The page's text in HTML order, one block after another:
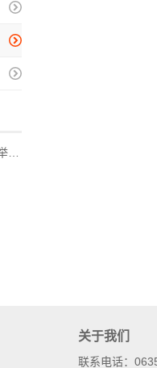
逐梦青春，科创未来|化学与生物系举办第十四届“挑战杯”竞赛
关于我们
联系电话：